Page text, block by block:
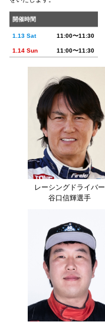
開催時間
1.13 Sat 11:00〜11:30
1.14 Sun 11:00〜11:30
レーシングドライバー
谷口信輝選手